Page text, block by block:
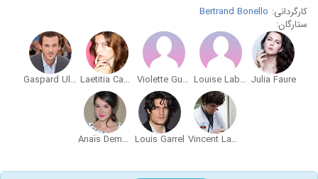
کارگردانی: Bertrand Bonello
ستارگان:
Julia Faure
Louise Labeque
Violette Guillon
Laetitia Casta
Gaspard Ulliel
Vincent Lacoste
Louis Garrel
Anaïs Demoustier